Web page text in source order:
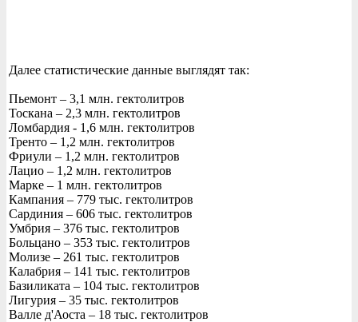
Далее статистические данные выглядят так:
Пьемонт – 3,1 млн. гектолитров
Тоскана – 2,3 млн. гектолитров
Ломбардия - 1,6 млн. гектолитров
Тренто – 1,2 млн. гектолитров
Фриули – 1,2 млн. гектолитров
Лацио – 1,2 млн. гектолитров
Марке – 1 млн. гектолитров
Кампания – 779 тыс. гектолитров
Сардиния – 606 тыс. гектолитров
Умбрия – 376 тыс. гектолитров
Больцано – 353 тыс. гектолитров
Молизе – 261 тыс. гектолитров
Калабрия – 141 тыс. гектолитров
Базиликата – 104 тыс. гектолитров
Лигурия – 35 тыс. гектолитров
Валле д'Аоста – 18 тыс. гектолитров